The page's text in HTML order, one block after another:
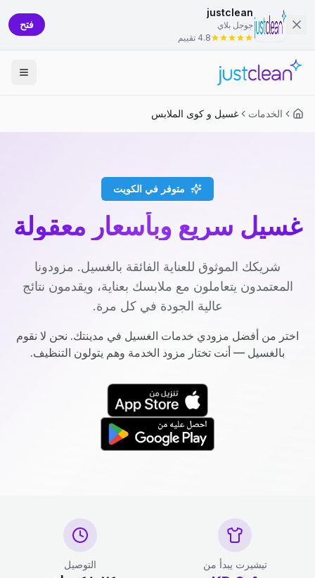
justclean
جوجل بلاي
4.8 تقييم
فتح
الخدمات غسيل و كوى الملابس
متوفر في الكويت
غسيل سريع وبأسعار معقولة
شريكك الموثوق للعناية الفائقة بالغسيل. مزودونا
المعتمدون يتعاملون مع ملابسك بعناية، ويقدمون نتائج
عالية الجودة في كل مرة.
اختر من أفضل مزودي خدمات الغسيل في مدينتك. نحن لا نقوم
بالغسيل — أنت تختار مزود الخدمة وهم يتولون التنظيف.
تيشيرت يبدأ من التوصيل